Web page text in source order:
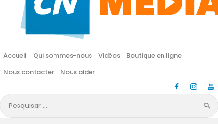
Accueil Qui sommes-nous Vidéos
Boutique en ligne
Nous contacter
Nous aider
Pesquisar
por:
Accueil
Vidéos
Boutique en ligne